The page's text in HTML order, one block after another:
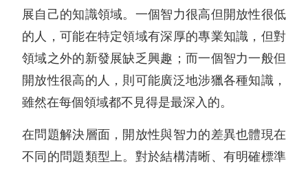
展自己的知識領域。一個智力很高但開放性很低
的人，可能在特定領域有深厚的專業知識，但對
領域之外的新發展缺乏興趣；而一個智力一般但
開放性很高的人，則可能廣泛地涉獵各種知識，
雖然在每個領域都不見得是最深入的。
在問題解決層面，開放性與智力的差異也體現在
不同的問題類型上。對於結構清晰、有明確標準